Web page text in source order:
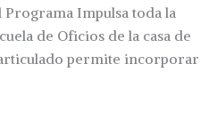
Impulsa toda la
de Oficios de la casa de
permite incorporar